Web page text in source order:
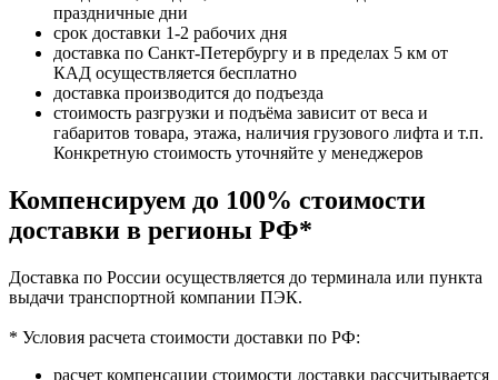
праздничные дни
срок доставки 1-2 рабочих дня
доставка по Санкт-Петербургу и в пределах 5 км от
КАД осуществляется бесплатно
доставка производится до подъезда
стоимость разгрузки и подъёма зависит от веса и
габаритов товара, этажа, наличия грузового лифта и т.п.
Конкретную стоимость уточняйте у менеджеров
Компенсируем до 100% стоимости
доставки в регионы РФ*
Доставка по России осуществляется до терминала или пункта
выдачи транспортной компании ПЭК.
* Условия расчета стоимости доставки по РФ:
расчет компенсации стоимости доставки рассчитывается